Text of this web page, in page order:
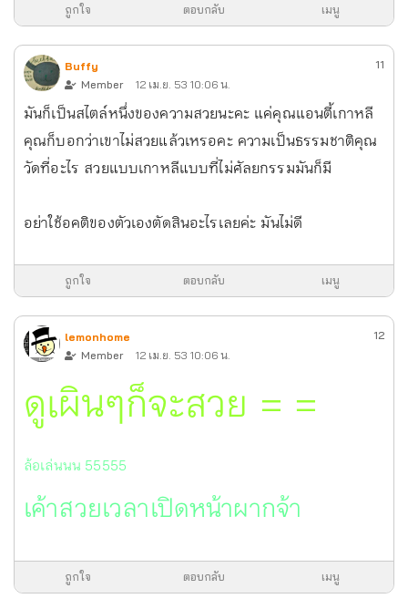
ถูกใจ ตอบกลับ เมนู
Buffy
Member
12 เม.ย. 53 10:06 น.
11
มันก็เป็นสไตล์หนึ่งของความสวยนะคะ แค่คุณแอนตี้เกาหลี
คุณก็บอกว่าเขาไม่สวยแล้วเหรอคะ ความเป็นธรรมชาติคุณ
วัดที่อะไร สวยแบบเกาหลีแบบที่ไม่ศัลยกรรมมันก็มี
อย่าใช้อคติของตัวเองตัดสินอะไรเลยค่ะ มันไม่ดี
ถูกใจ ตอบกลับ เมนู
lemonhome
Member
12 เม.ย. 53 10:06 น.
12
ดูเผินๆก็จะสวย = =
ล้อเล่นนน 55555
เค้าสวยเวลาเปิดหน้าผากจ้า
ถูกใจ ตอบกลับ เมนู